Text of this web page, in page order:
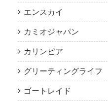
エンスカイ
カミオジャパン
カリンピア
グリーティングライフ
ゴートレイド